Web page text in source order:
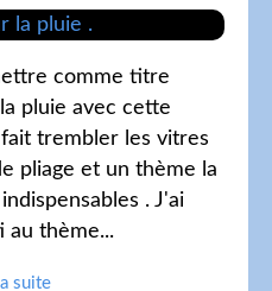
comme titre
pluie avec cette
trembler les vitres
pliage et un thème la
. J'ai
au thème...
suite